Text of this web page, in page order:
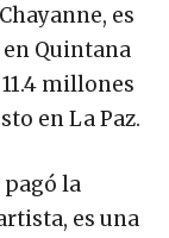
es
Quintana
millones
en La Paz.
pagó la
es una